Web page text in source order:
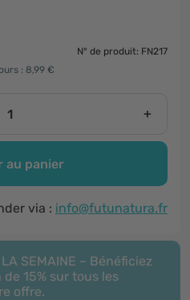
N° de produit: FN217
: 8,99 €
+
au panier
via : info@futunatura.fr
LA SEMAINE – Bénéficiez
15% sur tous les
offre.